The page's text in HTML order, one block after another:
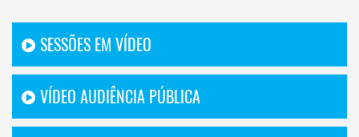
SESSÕES EM VÍDEO
VÍDEO AUDIÊNCIA PÚBLICA